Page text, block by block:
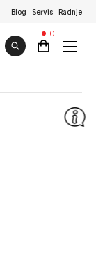
Blog Servis Radnje
0